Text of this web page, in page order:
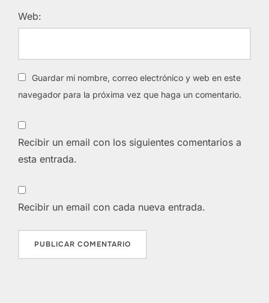
Web:
Guardar mi nombre, correo electrónico y web en este
navegador para la próxima vez que haga un comentario.
Recibir un email con los siguientes comentarios a
esta entrada.
Recibir un email con cada nueva entrada.